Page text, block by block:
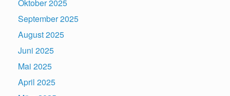
Oktober 2025
September 2025
August 2025
Juni 2025
Mai 2025
April 2025